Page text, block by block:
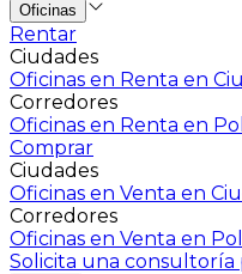
Oficinas
Rentar
Ciudades
Oficinas en Renta en
Corredores
Oficinas en Renta en
Comprar
Ciudades
Oficinas en Venta en
Corredores
Oficinas en Venta en
Solicita una consultoría